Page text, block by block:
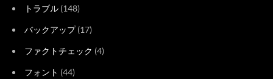
トラブル (148)
バックアップ(17)
ファクトチェック (4)
フォント (44)